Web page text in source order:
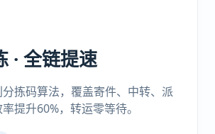
· 全链提速
分拣码算法，覆盖寄件、中转、派
提升60%，转运零等待。